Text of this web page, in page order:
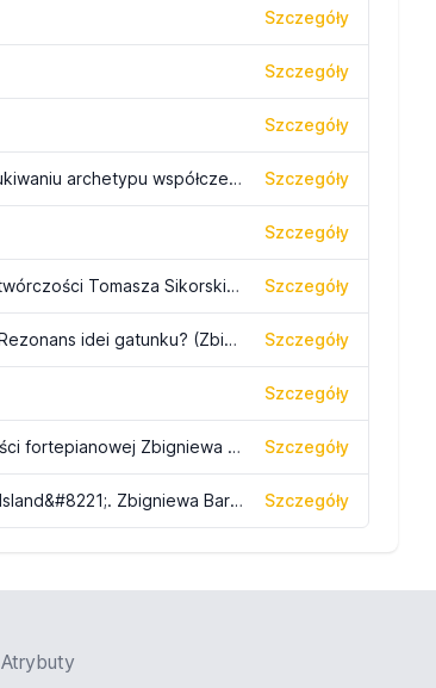
Szczegóły
Szczegóły
Szczegóły
`Brief an Milena` Zbigniewa Bargielskiego. W poszukiwaniu archetypu współczesnej formy muzycznej, s. 219-235 Szczegóły
Szczegóły
Brzmienie jako znak w kontekście minimalistycznej twórczości Tomasza Sikorskiego, s. 73-82 Szczegóły
&#8222;Requiem&#8221; Zbigniewa Bargielskiego. Rezonans idei gatunku? (Zbigniew Bargielski&#8217;s &#8220;Requiem&#8221;: A Resonance of Ideas); s. 229-248 Szczegóły
Szczegóły
O zabawie fortepianem &#8211; konteksty twórczości fortepianowej Zbigniewa Bargielskiego / Zbigniew Bargielski&#8217;s Piano Works: Inspirations and Contexts Szczegóły
Referencjalna funkcja oratorium &#8222;Im Niemandsland&#8221;. Zbigniewa Bargielskiego Szczegóły
Atrybuty